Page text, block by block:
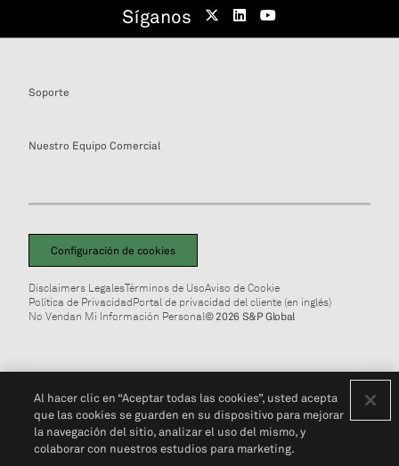
Síganos
Soporte
Nuestro Equipo Comercial
Configuración de cookies
Disclaimers LegalesTérminos de UsoAviso de Cookie
Política de PrivacidadPortal de privacidad del cliente (en inglés)
No Vendan Mi Información Personal© 2026 S&P Global
Al hacer clic en “Aceptar todas las cookies”, usted acepta
que las cookies se guarden en su dispositivo para mejorar
la navegación del sitio, analizar el uso del mismo, y
colaborar con nuestros estudios para marketing.